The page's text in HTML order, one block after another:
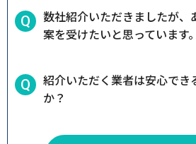
数社紹介いただきましたが、
案を受けたいと思っています。
紹介いただく業者は安心でき
か？